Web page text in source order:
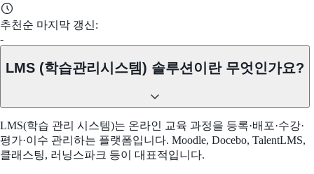
추천순 마지막 갱신:
-
LMS (학습관리시스템) 솔루션이란 무엇인가요?
LMS(학습 관리 시스템)는 온라인 교육 과정을 등록·배포·수강·
평가·이수 관리하는 플랫폼입니다. Moodle, Docebo, TalentLMS,
클래스팅, 러닝스파크 등이 대표적입니다.